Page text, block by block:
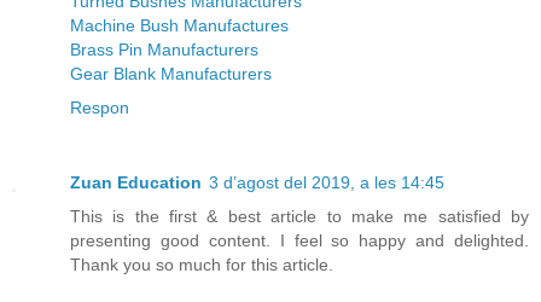
Machine Bush Manufactures
Brass Pin Manufacturers
Gear Blank Manufacturers
Respon
Zuan Education 3 d’agost del 2019, a les 14:45
This is the first & best article to make me satisfied by
presenting good content. I feel so happy and delighted.
Thank you so much for this article.